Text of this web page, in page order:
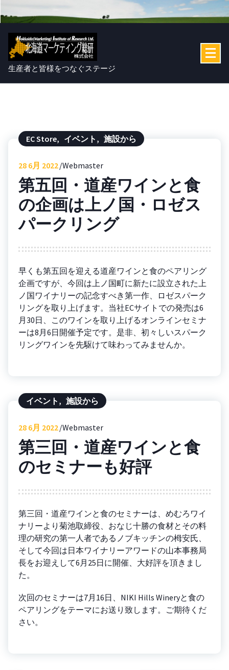
ン
生産者と皆様をつなぐステージ
EC Store, イベント , 施設から
28 6月 2022 Webmaster
第五回・道産ワインと食
の企画は上ノ国・ロゼス
パークリング
早くも第五回を迎える道産ワインと食のペアリング
企画ですが、今回は上ノ国町に新たに設立された上
ノ国ワイナリーの記念すべき第一作、ロゼスパーク
リングを取り上げます。当社ECサイトでの発売は6
月30日、このワインを取り上げるオンラインセミナ
ーは8月6日開催予定です。是非、初々しいスパーク
リングワインを先駆けて味わってみませんか。
イベント , 施設から
28 6月 2022 Webmaster
第三回・道産ワインと食
のセミナーも好評
第三回・道産ワインと食のセミナーは、めむろワイ
ナリーより菊池取締役、おなじ十勝の食材とその料
理の研究の第一人者であるノブキッチンの栂安氏、
そして今回は日本ワイナリーアワードの山本事務局
長をお迎えして6月25日に開催、大好評を頂きまし
た。
次回のセミナーは7月16日、NIKI Hills Wineryと食の
ペアリングをテーマにお送り致します。ご期待くだ
さい。